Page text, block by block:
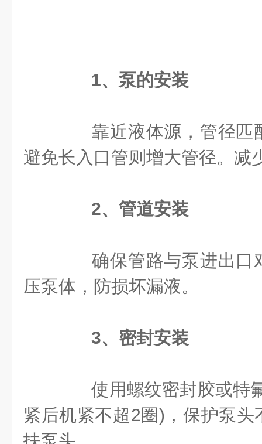
1、 泵的安装
靠近液体源，管径匹
避免长入口管则增大管径。减
2、 管道安装
确保管路与泵进出口
压泵体，防损坏漏液。
3、密封安装
使用螺纹密封胶或特
紧后机紧不超2圈)，保护泵